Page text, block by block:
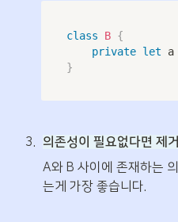
class B {
private let a
}
3.
의존성이 필요없다면 제
A와 B 사이에 존재하는
는게 가장 좋습니다.